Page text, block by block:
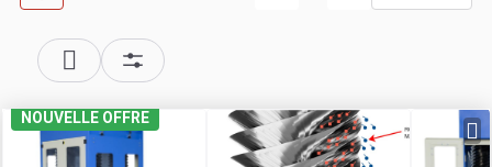
NOUVELLE OFFRE